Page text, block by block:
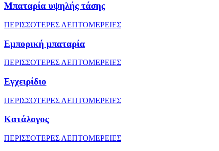
Μπαταρία υψηλής τάσης
ΠΕΡΙΣΣΟΤΕΡΕΣ ΛΕΠΤΟΜΕΡΕΙΕΣ
Εμπορική μπαταρία
ΠΕΡΙΣΣΟΤΕΡΕΣ ΛΕΠΤΟΜΕΡΕΙΕΣ
Εγχειρίδιο
ΠΕΡΙΣΣΟΤΕΡΕΣ ΛΕΠΤΟΜΕΡΕΙΕΣ
Κατάλογος
ΠΕΡΙΣΣΟΤΕΡΕΣ ΛΕΠΤΟΜΕΡΕΙΕΣ